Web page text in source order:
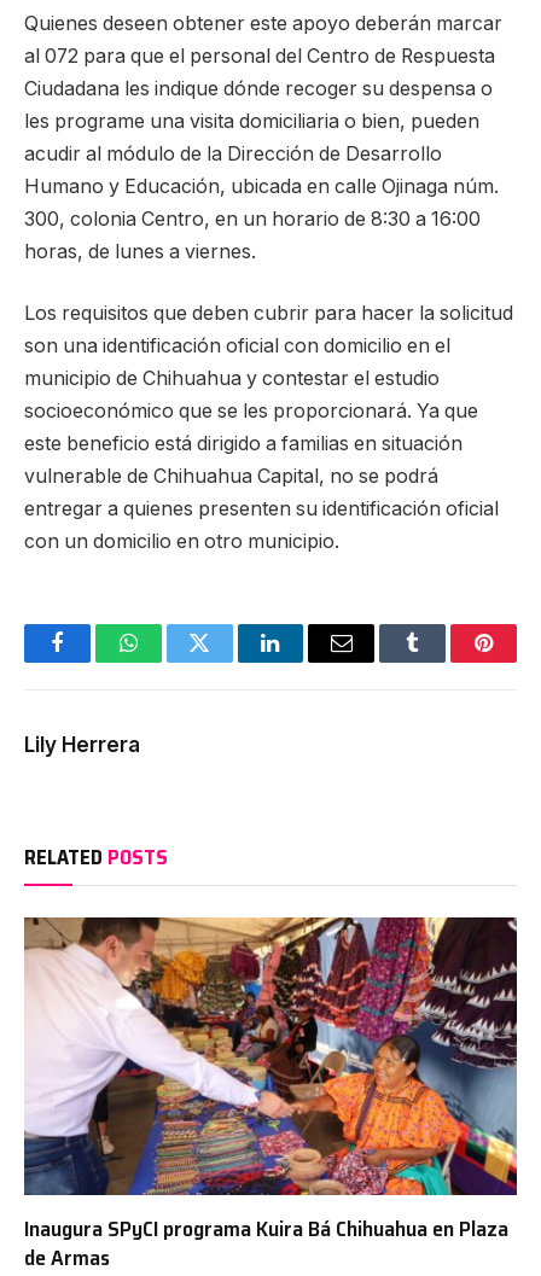
Quienes deseen obtener este apoyo deberán marcar
al 072 para que el personal del Centro de Respuesta
Ciudadana les indique dónde recoger su despensa o
les programe una visita domiciliaria o bien, pueden
acudir al módulo de la Dirección de Desarrollo
Humano y Educación, ubicada en calle Ojinaga núm.
300, colonia Centro, en un horario de 8:30 a 16:00
horas, de lunes a viernes.
Los requisitos que deben cubrir para hacer la solicitud
son una identificación oficial con domicilio en el
municipio de Chihuahua y contestar el estudio
socioeconómico que se les proporcionará. Ya que
este beneficio está dirigido a familias en situación
vulnerable de Chihuahua Capital, no se podrá
entregar a quienes presenten su identificación oficial
con un domicilio en otro municipio.
FacebookWhatsAppTwitter LinkedInEmail Tumblr
Lily Herrera
RELATED POSTS
Inaugura SPyCI programa Kuira Bá Chihuahua en Plaza
de Armas